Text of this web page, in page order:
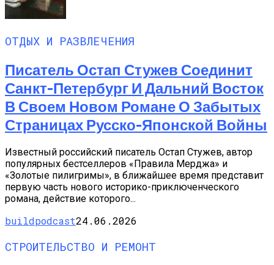
ОТДЫХ И РАЗВЛЕЧЕНИЯ
Писатель Остап Стужев Соединит
Санкт-Петербург И Дальний Восток
В Своем Новом Романе О Забытых
Страницах Русско-Японской Войны
Известный российский писатель Остап Стужев, автор
популярных бестселлеров «Правила Мерджа» и
«Золотые пилигримы», в ближайшее время представит
первую часть нового историко-приключенческого
романа, действие которого...
buildpodcast24.06.2026
СТРОИТЕЛЬСТВО И РЕМОНТ